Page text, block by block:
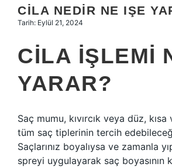
Hakkımızda
CILA NEDIR NE IŞE
Tarih: Eylül 21, 2024
CILA IŞLEMI
YARAR?
Saç mumu, kıvırcık veya düz,
tüm saç tiplerinin tercih
Saçlarınız boyalıysa ve zamanla
spreyi uygulayarak saç boyasının